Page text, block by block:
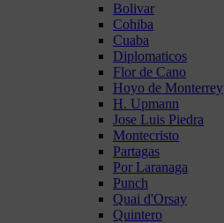
Bolivar
Cohiba
Cuaba
Diplomaticos
Flor de Cano
Hoyo de Monterrey
H. Upmann
Jose Luis Piedra
Montecristo
Partagas
Por Laranaga
Punch
Quai d'Orsay
Quintero